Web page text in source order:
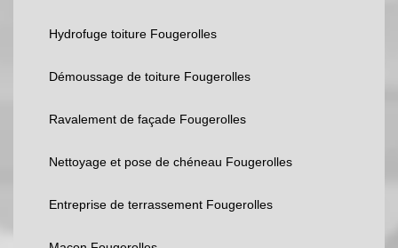
Hydrofuge toiture Fougerolles
Démoussage de toiture Fougerolles
Ravalement de façade Fougerolles
Nettoyage et pose de chéneau Fougerolles
Entreprise de terrassement Fougerolles